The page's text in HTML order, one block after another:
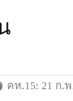
คห.15: 21 ก.